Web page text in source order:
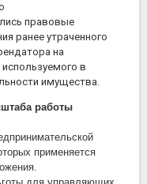
правовые
ранее утраченного
на
в
имущества.
работы
применяется